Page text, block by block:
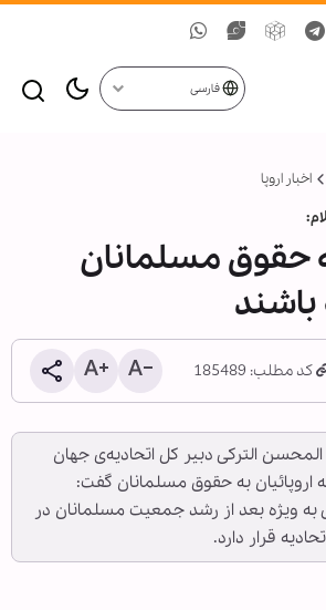
فارسی
اخبار اروپا
حقوق مسلمانان
کد مطلب: 185489
المحسن الترکی دبیر کل اتحادیه‌ی جهان
اروپائیان به حقوق مسلمانان گفت:
به ویژه بعد از رشد جمعیت مسلمانان در
قرار دارد.